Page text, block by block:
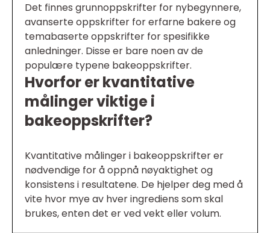
Det finnes grunnoppskrifter for nybegynnere,
avanserte oppskrifter for erfarne bakere og
temabaserte oppskrifter for spesifikke
anledninger. Disse er bare noen av de
populære typene bakeoppskrifter.
Hvorfor er kvantitative
målinger viktige i
bakeoppskrifter?
Kvantitative målinger i bakeoppskrifter er
nødvendige for å oppnå nøyaktighet og
konsistens i resultatene. De hjelper deg med å
vite hvor mye av hver ingrediens som skal
brukes, enten det er ved vekt eller volum.